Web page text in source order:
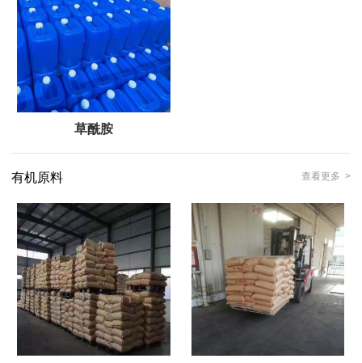
草酰胺
有机原料 查看更多 >